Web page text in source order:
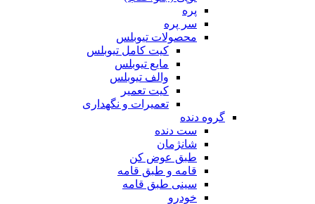
پره
سر پره
محصولات تیوبلس
کیت کامل تیوبلس
مایع تیوبلس
والف تیوبلس
کیت تعمیر
تعمیرات و نگهداری
گروه دنده
ست دنده
شانژمان
طبق عوض کن
قامه و طبق قامه
سینی طبق قامه
خودرو